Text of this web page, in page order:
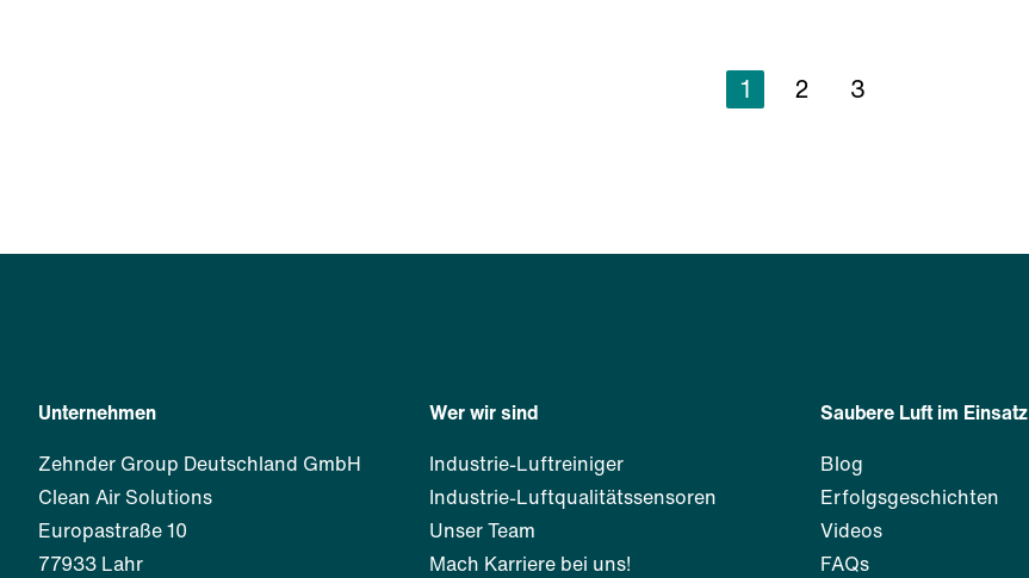
1 2 3
Unternehmen
Zehnder Group Deutschland GmbH
Clean Air Solutions
Europastraße 10
77933 Lahr
Wer wir sind
Industrie-Luftreiniger
Industrie-Luftqualitätssensoren
Unser Team
Mach Karriere bei uns!
Saubere Luft im Einsatz
Blog
Erfolgsgeschichten
Videos
FAQs